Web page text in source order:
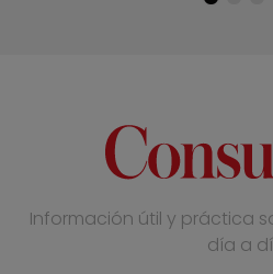
Información útil y práctica
día a